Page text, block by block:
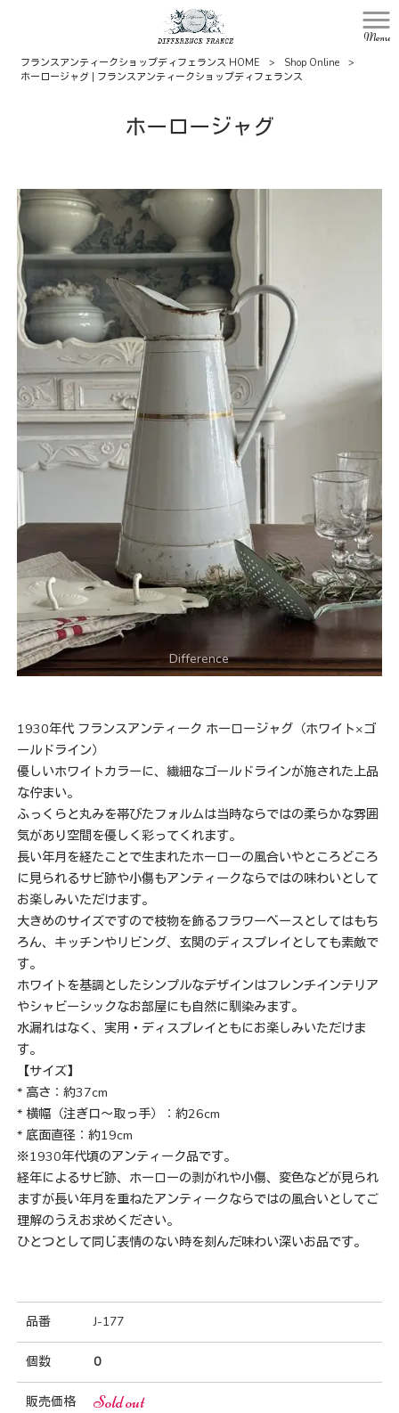
Menu
フランスアンティークショップディフェランス HOME > Shop Online
>
ホーロージャグ | フランスアンティークショップディフェランス
ホーロージャグ
1930年代 フランスアンティーク ホーロージャグ（ホワイト×ゴ
ールドライン）
優しいホワイトカラーに、繊細なゴールドラインが施された上品
な佇まい。
ふっくらと丸みを帯びたフォルムは当時ならではの柔らかな雰囲
気があり空間を優しく彩ってくれます。
長い年月を経たことで生まれたホーローの風合いやところどころ
に見られるサビ跡や小傷もアンティークならではの味わいとして
お楽しみいただけます。
大きめのサイズですので枝物を飾るフラワーベースとしてはもち
ろん、キッチンやリビング、玄関のディスプレイとしても素敵で
す。
ホワイトを基調としたシンプルなデザインはフレンチインテリア
やシャビーシックなお部屋にも自然に馴染みます。
水漏れはなく、実用・ディスプレイともにお楽しみいただけま
す。
【サイズ】
* 高さ：約37cm
* 横幅（注ぎ口～取っ手）：約26cm
* 底面直径：約19cm
※1930年代頃のアンティーク品です。
経年によるサビ跡、ホーローの剥がれや小傷、変色などが見られ
ますが長い年月を重ねたアンティークならではの風合いとしてご
理解のうえお求めください。
ひとつとして同じ表情のない時を刻んだ味わい深いお品です。
品番 J-177
個数 0
販売価格 Sold out